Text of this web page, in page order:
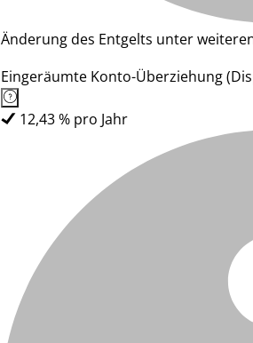
Änderung des Entgelts unter
Eingeräumte Konto-Überziehung
12,43 % pro Jahr